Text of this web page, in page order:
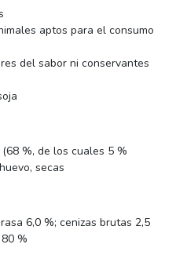
aptos para el consumo
del sabor ni conservantes
%, de los cuales 5 %
secas
6,0 %; cenizas brutas 2,5
%